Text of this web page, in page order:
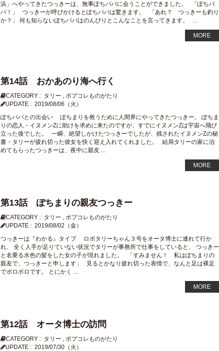
浜」へやってきたつっきーは、無事ぽちパパに会うことができました。 「ぽちパ
パ！」 つっきーが呼びかけるとぽちパパは驚きます。 「あれ？ つっきーも釣り
か？」 何も知らないぽちパパはのんびりとこんなことを言ってきます。 ...
MORE
第14話 おかあのり海へ行く
CATEGORY : タリー , ポプコレものがたり
UPDATE : 2019/08/06（火）
ぽちパパとの出会い ぽちまりを救うために人間界にやってきたつっきー。 ぽちま
りの恋人・イヌメンZに助けを求めに来たのですが、すでにイヌメンZは宇宙へ飛び
立った後でした。 一瞬、絶望しかけたつっきーでしたが、残されたイヌメンZの秘
書・タリーが疲れ切った彼女を快く迎え入れてくれました。 結局タリーの家に泊
めてもらったつっきーは、夜中に親友 ...
MORE
第13話 ぽちまりの親友つっきー
CATEGORY : タリー , ポプコレものがたり
UPDATE : 2019/08/02（金）
つっきーは『わかる』タイプ ロボタリーちゃん３号をオータ博士に連れて行か
れ、 全く人手が足りていない状況でタリーが事務所で仕事をしていると、 つっきー
と名乗る水色の髪をした女の子が現れました。 「すみません！ 私はぽちまりの
親友で、つっきーと申します」 見るとかなり疲れ切った表情で、なんと足は裸足
でボロボロです。 とにかく ...
MORE
第12話 オータ博士の訪問
CATEGORY : タリー , ポプコレものがたり
UPDATE : 2019/07/30（火）